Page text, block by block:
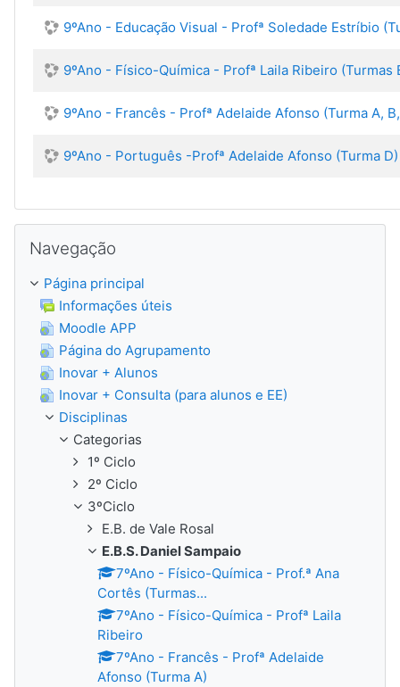
9ºAno - Educação Visual - Profª Soledade Estríbio
9ºAno - Físico-Química - Profª Laila Ribeiro (Turmas
9ºAno - Francês - Profª Adelaide Afonso (Turma A,
9ºAno - Português -Profª Adelaide Afonso (Turma D)
Navegação
Página principal
Informações úteis
Moodle APP
Página do Agrupamento
Inovar + Alunos
Inovar + Consulta (para alunos e EE)
Disciplinas
Categorias
1º Ciclo
2º Ciclo
3ºCiclo
E.B. de Vale Rosal
E.B.S. Daniel Sampaio
7ºAno - Físico-Química - Prof.ª Ana
Cortês (Turmas...
7ºAno - Físico-Química - Profª Laila
Ribeiro
7ºAno - Francês - Profª Adelaide
Afonso (Turma A)